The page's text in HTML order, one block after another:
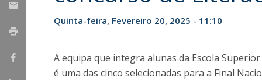
Iniciativas Nacionais
Candidaturas
Clube de Inovação e Conhecimento
Quinta-feira, Fevereiro 20, 2025 - 11:10
A equipa que integra alunas da Escola
é uma das cinco selecionadas para a Final